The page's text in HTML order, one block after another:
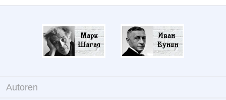
Autoren